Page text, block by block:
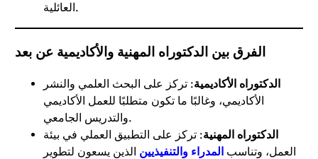
العائلية.
الفرق بين الدكتوراه المهنية والأكاديمية عن بعد
الدكتوراه الأكاديمية: تركز على البحث العلمي والنشر
الأكاديمي، وغالبًا ما تكون متطلبًا للعمل الأكاديمي
والتدريس الجامعي.
الدكتوراه المهنية: تركز على التطبيق العملي في بيئة
العمل، وتناسب المدراء والتنفيذيين الذين يسعون لتطوير